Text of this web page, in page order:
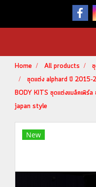
Home All products
ชุดแต่ง alphard ปี 2015-
BODY KITS ชุดแต่งแบล็คเพิร์
japan style
New